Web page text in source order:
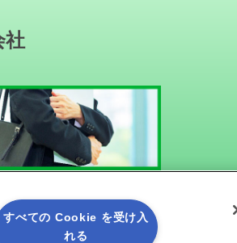
社
すべての Cookie を受け入
れる